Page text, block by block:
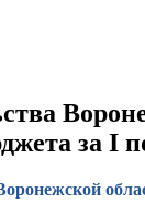
за I